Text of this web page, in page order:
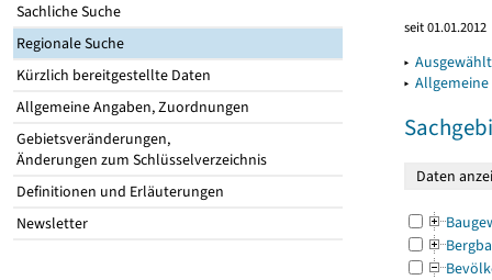
Sachliche Suche
Regionale Suche
Kürzlich bereitgestellte Daten
Allgemeine Angaben, Zuordnungen
Gebietsveränderungen,
Änderungen zum Schlüsselverzeichnis
Definitionen und Erläuterungen
Newsletter
seit 01.01.2012
▸
▸